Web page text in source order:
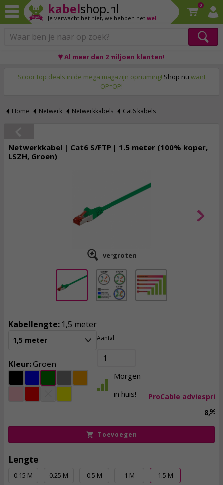
kabelshop.nl
Je verwacht het niet, we hebben het wel
0
♥ Al meer dan 2 miljoen klanten!
Scoor top deals in de mega magazijn opruiming! Shop nu want
OP=OP!
Home Netwerk Netwerkkabels Cat6 kabels
Netwerkkabel | Cat6 S/FTP | 1.5 meter (100% koper,
LSZH, Groen)
vergroten
ProCable adviesprijs
8,99
Kabellengte: 1,5 meter
1,5 meter
Kleur:Groen
Aantal
Morgen
in huis!
Toevoegen
Lengte
0.15 M 0.25 M 0.5 M 1 M 1.5 M